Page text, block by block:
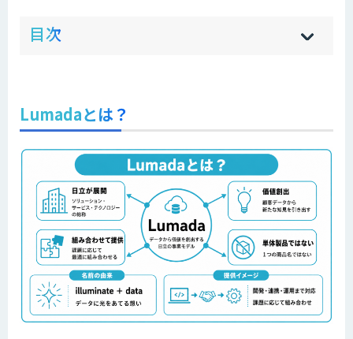
目次 hi
]
sh
]
Lumadaとは？